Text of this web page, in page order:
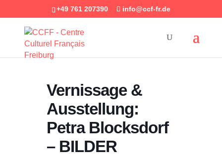
+49 761 207390 info@ccf-fr.de
Vernissage &
Ausstellung:
Petra Blocksdorf
– BILDER